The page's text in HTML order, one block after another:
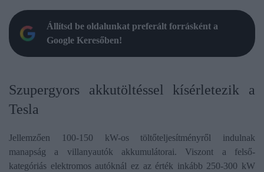
Állítsd be oldalunkat preferált forrásként a
Google Keresőben!
Szupergyors akkutöltéssel kísérletezik a
Tesla
Jellemzően 100-150 kW-os töltőteljesítményről indulnak
manapság a villanyautók akkumulátorai. Viszont a felső-
kategóriás elektromos autóknál ez az érték inkább 250-300 kW